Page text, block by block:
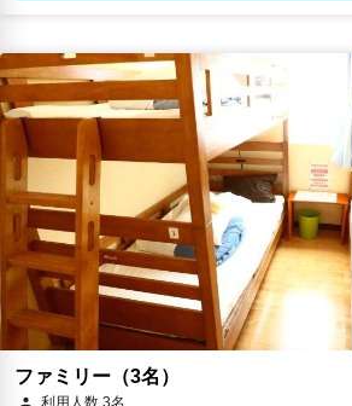
ファミリー（3名）
利用人数 3名